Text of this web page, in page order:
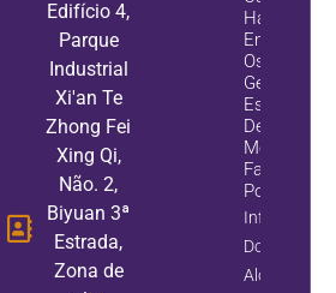
Edifício 4,
Parque
Industrial
Xi'an Te
Zhong Fei
Xing Qi,
Não. 2,
Biyuan 3ª
Estrada,
Zona de
Enquanto
Os
Geradores
Estáticos
De Var
Melhoram
Fator De
Potência
Informação
Do
Alojamento